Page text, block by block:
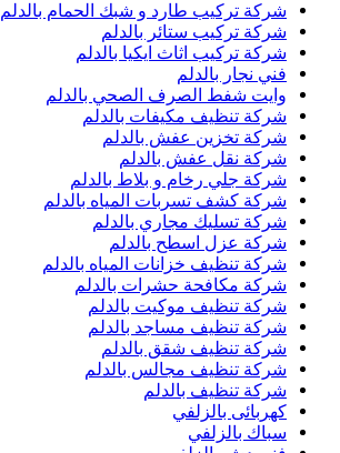
شركة تركيب طارد و شبك الحمام بالدلم
شركة تركيب ستائر بالدلم
شركة تركيب اثاث ايكيا بالدلم
فني نجار بالدلم
وايت شفط الصرف الصحي بالدلم
شركة تنظيف مكيفات بالدلم
شركة تخزين عفش بالدلم
شركة نقل عفش بالدلم
شركة جلي رخام و بلاط بالدلم
شركة كشف تسربات المياه بالدلم
شركة تسليك مجاري بالدلم
شركة عزل اسطح بالدلم
شركة تنظيف خزانات المياه بالدلم
شركة مكافحة حشرات بالدلم
شركة تنظيف موكيت بالدلم
شركة تنظيف مساجد بالدلم
شركة تنظيف شقق بالدلم
شركة تنظيف مجالس بالدلم
شركة تنظيف بالدلم
كهربائى بالزلفي
سباك بالزلفي